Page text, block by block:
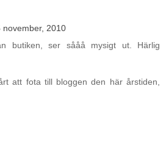
november, 2010
butiken, ser sååå mysigt ut. Härlig
att fota till bloggen den här årstiden,